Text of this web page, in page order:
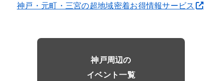
神戸・元町・三宮の超地域密着お得情報サービス
神戸周辺の
イベント一覧